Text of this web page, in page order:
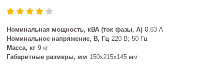
Номинальная мощность, кВА (ток фазы, А) 0,63 А
Номинальное напряжение, В, Гц 220 В; 50 Гц
Масса, кг 9 кг
Габаритные размеры, мм 150х215х145 мм